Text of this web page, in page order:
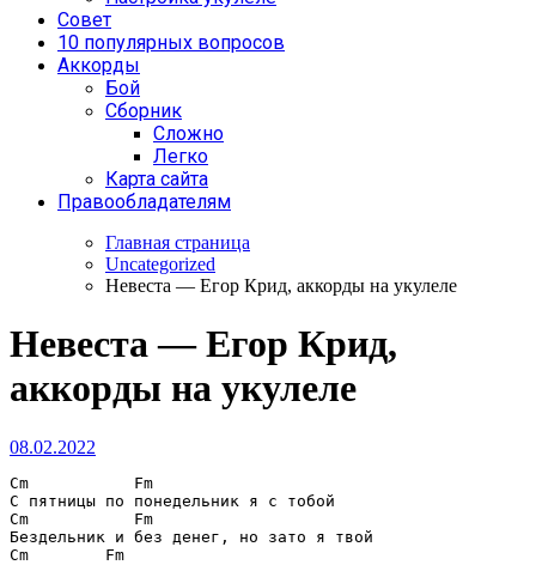
Совет
10 популярных вопросов
Аккорды
Бой
Сборник
Сложно
Легко
Карта сайта
Правообладателям
Главная страница
Uncategorized
Невеста — Егор Крид, аккорды на укулеле
Невеста — Егор Крид,
аккорды на укулеле
08.02.2022
Cm           Fm
Cm           Fm
Cm        Fm